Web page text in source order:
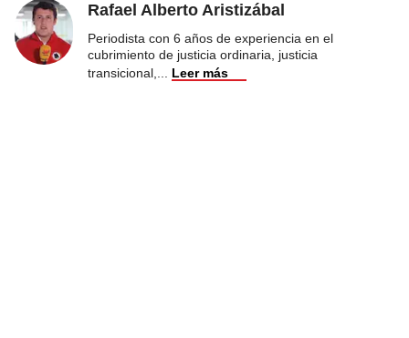
Rafael Alberto Aristizábal
Periodista con 6 años de experiencia en el
cubrimiento de justicia ordinaria, justicia
transicional,
Leer más